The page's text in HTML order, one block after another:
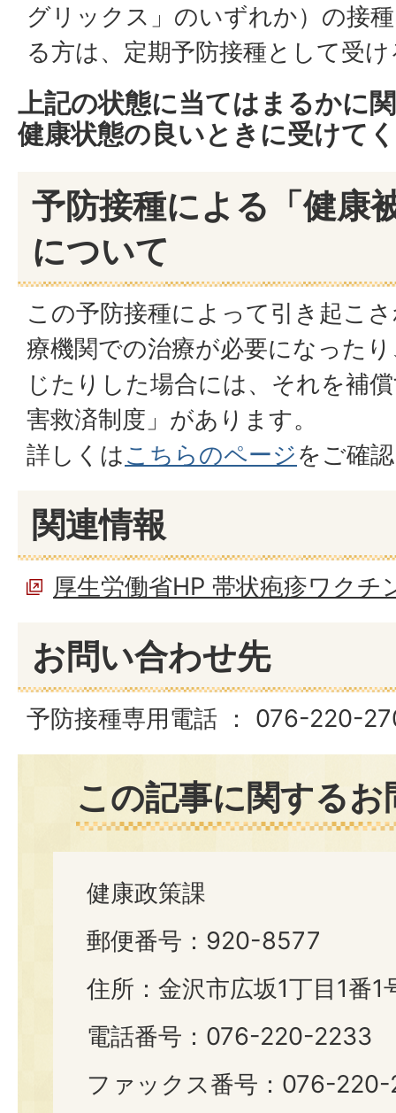
グリックス」のいずれか）の接
る方は、定期予防接種として受
上記の状態に当てはまるかに
健康状態の良いときに受けて
予防接種による「健康
について
この予防接種によって引き起こ
療機関での治療が必要になった
じたりした場合には、それを補
害救済制度」があります。
詳しくはこちらのページをご確
関連情報
厚生労働省HP 帯状疱疹ワクチ
お問い合わせ先
予防接種専用電話 ： 076-220-
この記事に関する
健康政策課
郵便番号：920-8577
住所：金沢市広坂1丁目1番1
電話番号：076-220-2233
ファックス番号：076-220-